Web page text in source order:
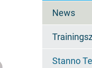
News
Stanno